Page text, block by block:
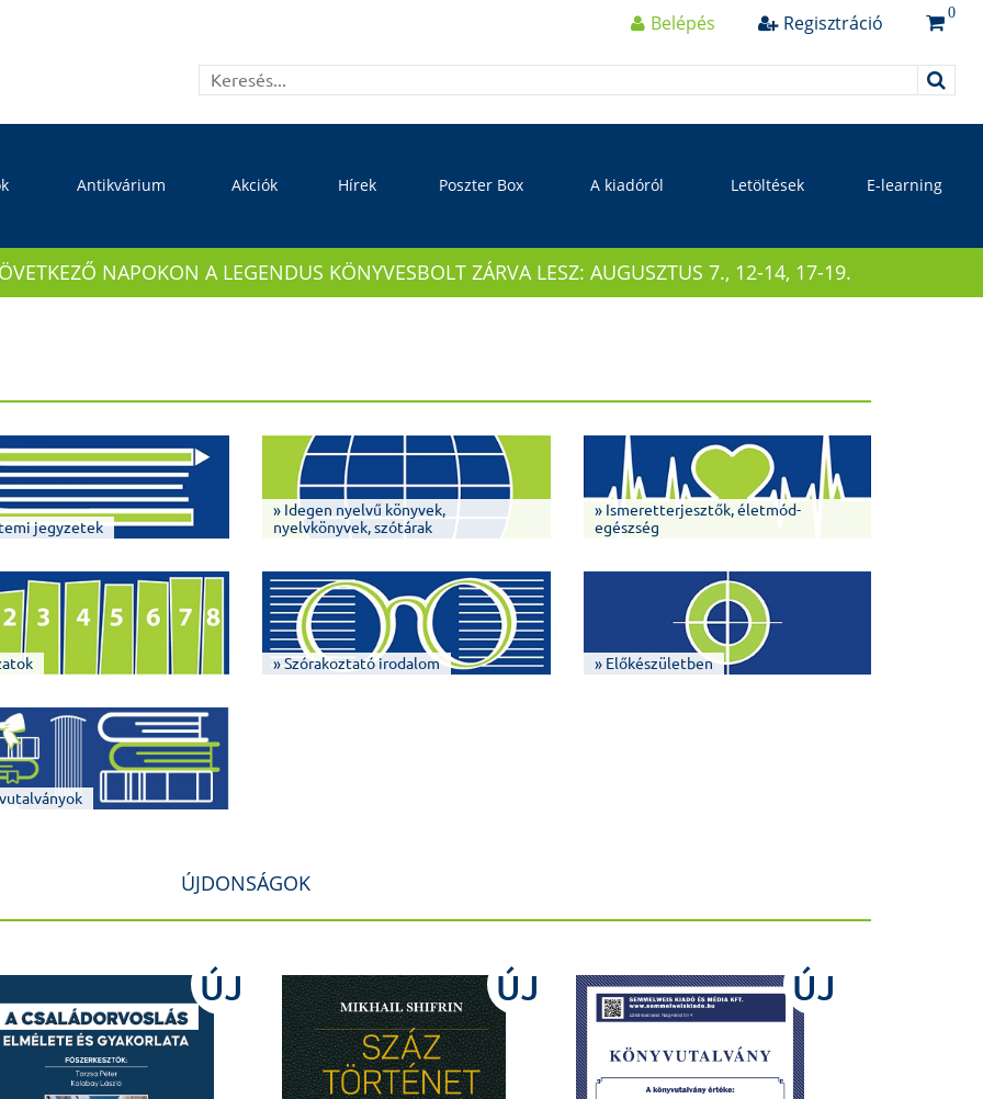
Belépés Regisztráció 0
Antikvárium Akciók Hírek Poszter Box A kiadóról Letöltések E-learning
NAPOKON A LEGENDUS KÖNYVESBOLT ZÁRVA LESZ: AUGUSZTUS 7., 12-14, 17-19.
jegyzetek
» Idegen nyelvű könyvek,
nyelvkönyvek, szótárak
» Ismeretterjesztők, életmód-
egészség
» Szórakoztató irodalom » Előkészületben
ÚJDONSÁGOK
ÚJ ÚJ ÚJ